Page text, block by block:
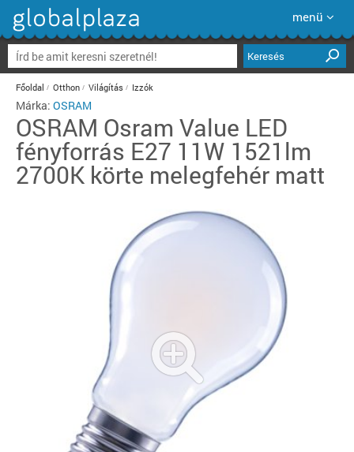
menü
Keresés
Főoldal Otthon Világítás Izzók
Márka: OSRAM
OSRAM Osram Value LED
fényforrás E27 11W 1521lm
2700K körte melegfehér matt